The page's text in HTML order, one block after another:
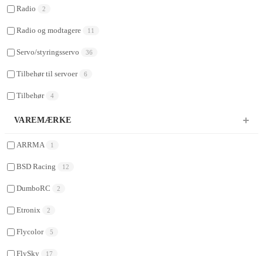
Radio 2
Radio og modtagere 11
Servo/styringsservo 36
Tilbehør til servoer 6
Tilbehør 4
VAREMÆRKE
ARRMA 1
BSD Racing 12
DumboRC 2
Etronix 2
Flycolor 5
FlySky 17